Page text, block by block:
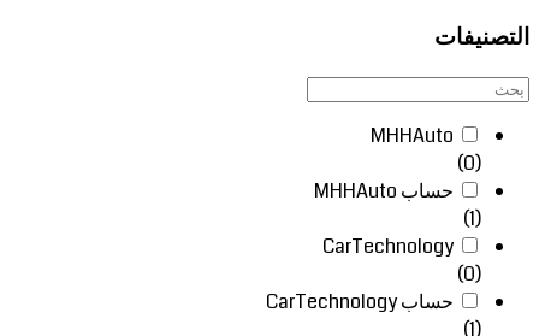
التصنيفات
MHHAuto
(0)
حساب MHHAuto
(1)
CarTechnology
(0)
حساب CarTechnology
(1)